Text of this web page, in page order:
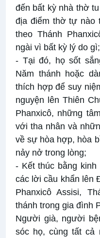
đến bất kỳ nhà thờ
địa điểm thờ tự nào
theo Thánh
ngài vì bất kỳ lý do gì;
- Tại đó, họ sốt
Năm thánh hoặc
thích hợp để suy
nguyện lên Thiên
Phanxicô, những
với tha nhân và
về sự hòa hợp, hòa
nảy nở trong lòng;
- Kết thúc bằng
các lời cầu khẩn lên
Phanxicô Assisi,
thánh trong gia đình
Người già, người
sóc họ, cùng tất cả